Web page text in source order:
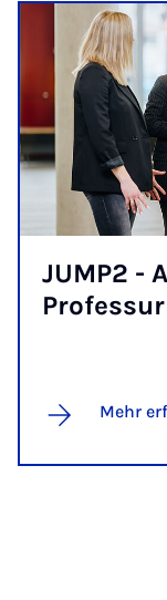
JUMP2 -
Pro­fes­sur
Mehr